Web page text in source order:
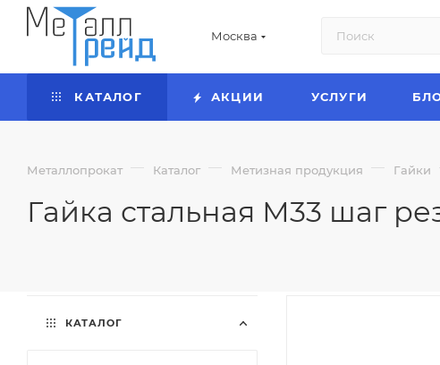
Москва
КАТАЛОГ АКЦИИ УСЛУГИ
Металлопрокат — Каталог — Метизная продукция — Гайки
Гайка стальная М33 шаг
КАТАЛОГ